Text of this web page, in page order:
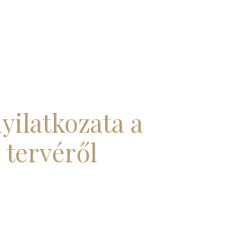
a
tervéről